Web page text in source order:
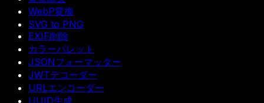
WebP変換
SVG to PNG
EXIF削除
カラーパレット
JSONフォーマッター
JWTデコーダー
URLエンコーダー
UUID生成